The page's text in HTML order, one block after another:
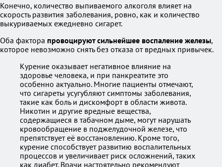
Конечно, количество выпиваемого алкоголя влияет на
скорость развития заболевания, ровно, как и количество
выкуриваемых ежедневно сигарет.
Оба фактора провоцируют сильнейшее воспаление железы,
которое невозможно снять без отказа от вредных привычек.
Курение оказывает негативное влияние на
здоровье человека, и при панкреатите это
особенно актуально. Многие пациенты отмечают,
что сигареты усугубляют симптомы заболевания,
такие как боль и дискомфорт в области живота.
Никотин и другие вредные вещества,
содержащиеся в табачном дыме, могут нарушать
кровообращение в поджелудочной железе, что
препятствует её восстановлению. Кроме того,
курение способствует развитию воспалительных
процессов и увеличивает риск осложнений, таких
как диабет. Врачи настоятельно рекомендуют